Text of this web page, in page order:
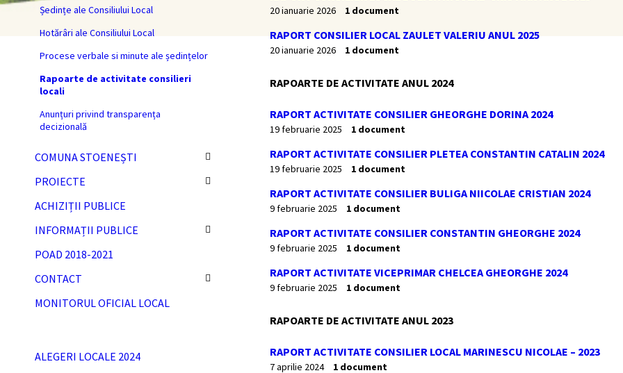
20 ianuarie 2026 1 document
RAPORT CONSILIER LOCAL ZAULET VALERIU ANUL 2025
20 ianuarie 2026 1 document
RAPOARTE DE ACTIVITATE ANUL 2024
RAPORT ACTIVITATE CONSILIER GHEORGHE DORINA 2024
19 februarie 2025 1 document
RAPORT ACTIVITATE CONSILIER PLETEA CONSTANTIN CATALIN 2024
19 februarie 2025 1 document
RAPORT ACTIVITATE CONSILIER BULIGA NIICOLAE CRISTIAN 2024
9 februarie 2025 1 document
RAPORT ACTIVITATE CONSILIER CONSTANTIN GHEORGHE 2024
9 februarie 2025 1 document
RAPORT ACTIVITATE VICEPRIMAR CHELCEA GHEORGHE 2024
9 februarie 2025 1 document
RAPOARTE DE ACTIVITATE ANUL 2023
RAPORT ACTIVITATE CONSILIER LOCAL MARINESCU NICOLAE – 2023
7 aprilie 2024 1 document
Ședințe ale Consiliului Local
Hotărâri ale Consiliului Local
Procese verbale si minute ale ședințelor
Rapoarte de activitate consilieri
locali
Anunțuri privind transparența
decizională
COMUNA STOENEȘTI
PROIECTE
ACHIZIȚII PUBLICE
INFORMAȚII PUBLICE
POAD 2018-2021
CONTACT
MONITORUL OFICIAL LOCAL
ALEGERI LOCALE 2024